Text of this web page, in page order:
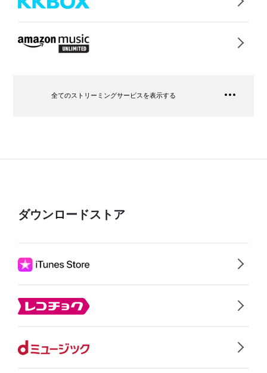
全てのストリーミングサービスを表示する
ダウンロードストア